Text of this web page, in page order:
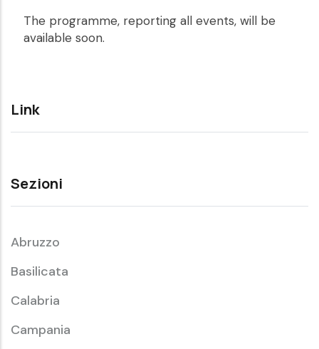
The programme, reporting all events, will be
available soon.
Link
Sezioni
Abruzzo
Basilicata
Calabria
Campania